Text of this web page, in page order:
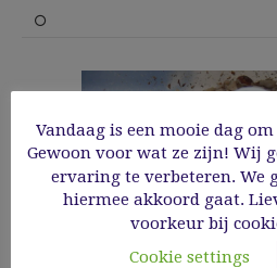
2
Vandaag is een mooie dag
Gewoon voor wat ze zijn! Wij
ervaring te verbeteren. We
hiermee akkoord gaat.
voorkeur bij
Cookie settings